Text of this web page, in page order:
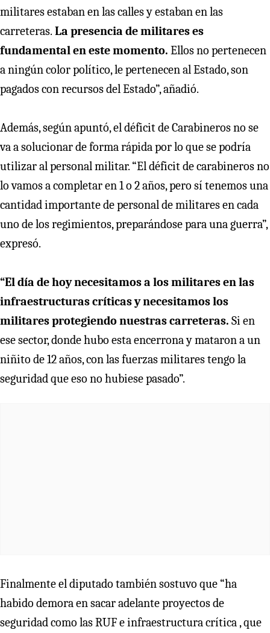
militares estaban en las calles y estaban en las
carreteras. La presencia de militares es
fundamental en este momento. Ellos no pertenecen
a ningún color político, le pertenecen al Estado, son
pagados con recursos del Estado”, añadió.
Además, según apuntó, el déficit de Carabineros no se
va a solucionar de forma rápida por lo que se podría
utilizar al personal militar. “El déficit de carabineros no
lo vamos a completar en 1 o 2 años, pero sí tenemos una
cantidad importante de personal de militares en cada
uno de los regimientos, preparándose para una guerra”,
expresó.
“El día de hoy necesitamos a los militares en las
infraestructuras críticas y necesitamos los
militares protegiendo nuestras carreteras. Si en
ese sector, donde hubo esta encerrona y mataron a un
niñito de 12 años, con las fuerzas militares tengo la
seguridad que eso no hubiese pasado”.
Finalmente el diputado también sostuvo que “ha
habido demora en sacar adelante proyectos de
seguridad como las RUF e infraestructura crítica , que